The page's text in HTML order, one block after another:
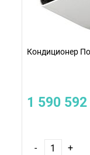
Кондиционер
1 590 592
- +